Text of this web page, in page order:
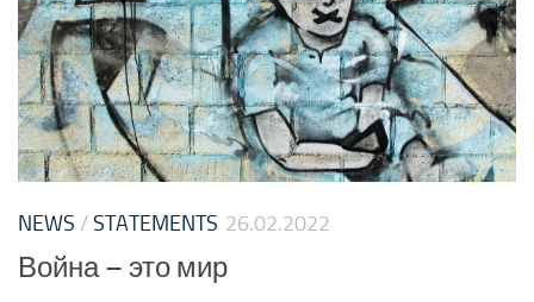
NEWS / STATEMENTS 26.02.2022
Война – это мир